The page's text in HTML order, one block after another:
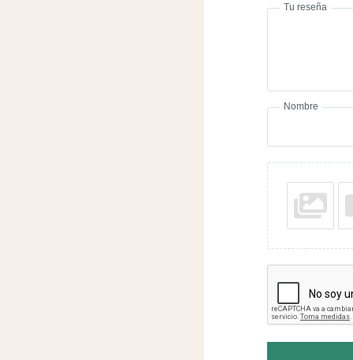
Tu reseña
Nombre